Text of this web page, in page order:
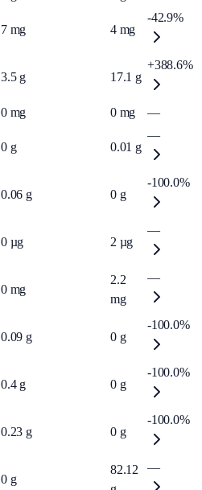
7 mg 4 mg
-42.9%
3.5 g 17.1 g
+388.6%
0 mg 0 mg —
0 g 0.01 g
—
0.06 g 0 g
-100.0%
0 µg 2 µg
—
0 mg
2.2
mg
—
0.09 g 0 g
-100.0%
0.4 g 0 g
-100.0%
0.23 g 0 g
-100.0%
0 g
82.12
—